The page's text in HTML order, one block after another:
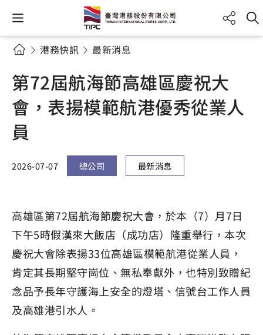
港務快訊 最新消息
第72屆航海節高雄區慶祝大
會，表揚模範航港優秀從業人
員
2026-07-07 總公司 最新消息
高雄區第72屆航海節慶祝大會，於本（7）月7日
下午5時假漢來大飯店（成功店）隆重舉行，本次
慶祝大會除表揚33位高雄區模範航港從業人員，
肯定其長期堅守崗位、無私奉獻外，也特別致贈紀
念品予長年守護海上安全的燈塔、信號台工作人員
及高雄港引水人。